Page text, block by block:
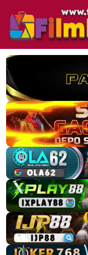
konten